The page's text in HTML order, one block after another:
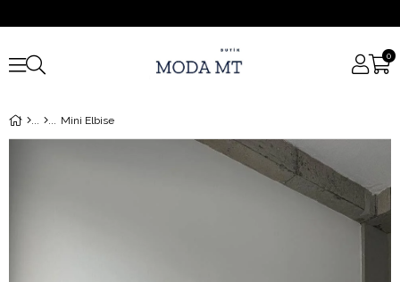
0
Mini Elbise